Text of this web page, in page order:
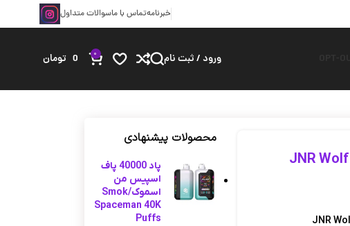
خبرنامهتماس با ماسوالات متداول
ورود / ثبت نام 0
0 تومان
محصولات پیشنهادی
پاد 40000 پاف
اسپیس من
اسموک/Smok
Spaceman 40K
Puffs